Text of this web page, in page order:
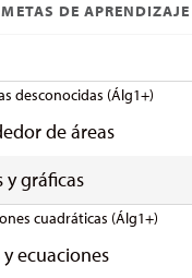
METAS DE APRENDIZAJE
desconocidas (Álg1+)
de áreas
y gráficas
cuadráticas (Álg1+)
ecuaciones